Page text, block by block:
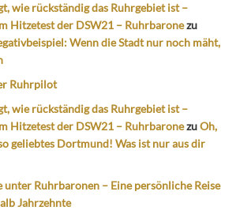
wie rückständig das Ruhrgebiet ist –
Hitzetest der DSW21 – Ruhrbaronezu
Wenn die Stadt nur noch mäht,
Ruhrpilot
wie rückständig das Ruhrgebiet ist –
Hitzetest der DSW21 – RuhrbaronezuOh,
geliebtes Dortmund! Was ist nur aus dir
unter Ruhrbaronen – Eine persönliche Reise
Jahrzehnte